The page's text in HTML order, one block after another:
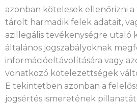
azonban kötelesek ellenőrizni
tárolt harmadik felek adatait,
azillegális tevékenységre utaló
általános jogszabályoknak
információeltávolítására vagy
vonatkozó kötelezettségek
E tekintetben azonban a
jogsértés ismeretének